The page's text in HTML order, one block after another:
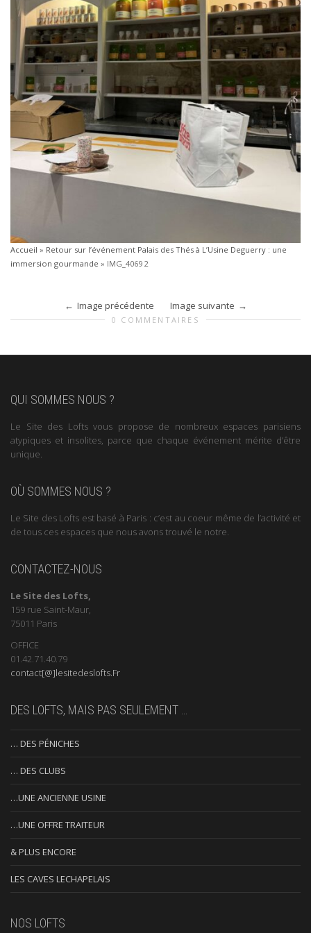
Accueil » Retour sur l’événement Palais des Thés à L’Usine Deguerry : une
immersion gourmande » IMG_4069 2
Image précédente Image suivante
0 COMMENTAIRES
QUI SOMMES NOUS ?
Le Site des Lofts vous propose de nombreux espaces parisiens
atypiques et insolites, parce que chaque événement mérite d’être
unique.
OÙ SOMMES NOUS ?
Le Site des Lofts est basé à Paris : c’est au coeur même de l’activité et
de tous ces espaces que nous avons trouvé le notre.
CONTACTEZ-NOUS
Le Site des Lofts,
159 rue Saint-Maur,
75011 Paris
OFFICE
01.42.71.40.79
contact[@]lesitedeslofts.Fr
DES LOFTS, MAIS PAS SEULEMENT …
… DES PÉNICHES
… DES CLUBS
…UNE ANCIENNE USINE
…UNE OFFRE TRAITEUR
& PLUS ENCORE
LES CAVES LECHAPELAIS
NOS LOFTS